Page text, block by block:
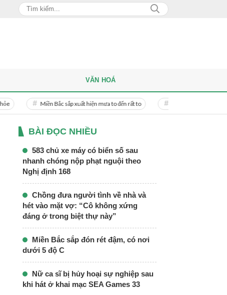
Miền Bắc sắp xuất hiện mưa to đến rất to Danh tính người phụ nữ bị bạn trai
VĂN HOÁ
BÀI ĐỌC NHIỀU
583 chủ xe máy có biển số sau
nhanh chóng nộp phạt nguội theo
Nghị định 168
Chồng đưa người tình về nhà và
hét vào mặt vợ: “Cô không xứng
đáng ở trong biệt thự này”
Miền Bắc sắp đón rét đậm, có nơi
dưới 5 độ C
Nữ ca sĩ bị hủy hoại sự nghiệp sau
khi hát ở khai mạc SEA Games 33